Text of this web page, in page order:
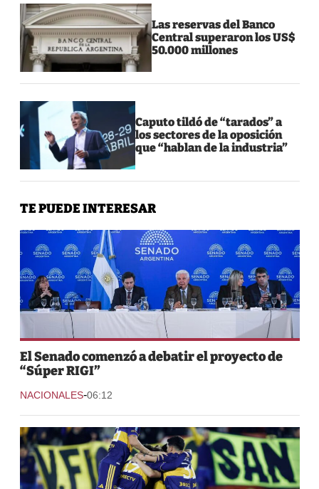
Las reservas del Banco
Central superaron los US$
50.000 millones
Caputo tildó de “tarados” a
los sectores de la oposición
que “hablan de la industria”
TE PUEDE INTERESAR
El Senado comenzó a debatir el proyecto de
“Súper RIGI”
NACIONALES-06:12